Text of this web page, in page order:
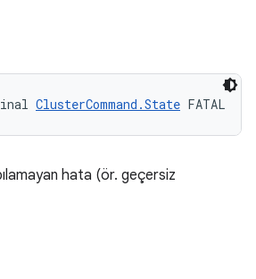
ClusterCommand.State FATAL
hata (ör. geçersiz